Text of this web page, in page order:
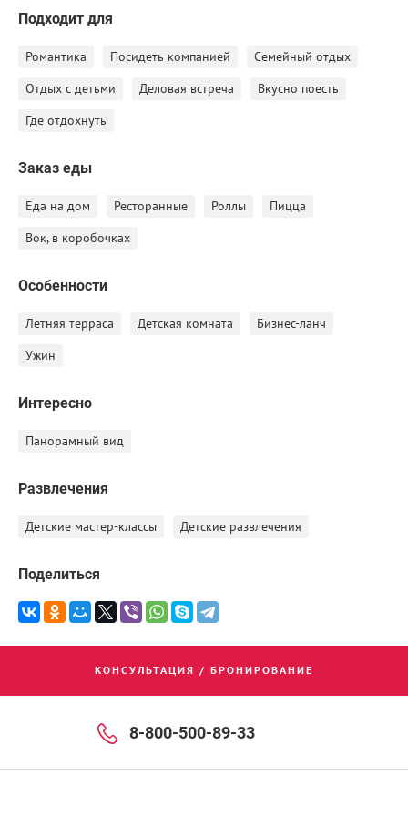
Подходит для
Романтика Посидеть компанией Семейный отдых
Отдых с детьми Деловая встреча Вкусно поесть
Где отдохнуть
Заказ еды
Еда на дом Ресторанные Роллы Пицца
Вок, в коробочках
Особенности
Летняя терраса Детская комната Бизнес-ланч
Ужин
Интересно
Панорамный вид
Развлечения
Детские мастер-классы Детские развлечения
Поделиться
КОНСУЛЬТАЦИЯ / БРОНИРОВАНИЕ
8-800-500-89-33